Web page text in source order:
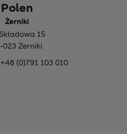
Polen
Żerniki
15
023 Żerniki
(0)791 103 010